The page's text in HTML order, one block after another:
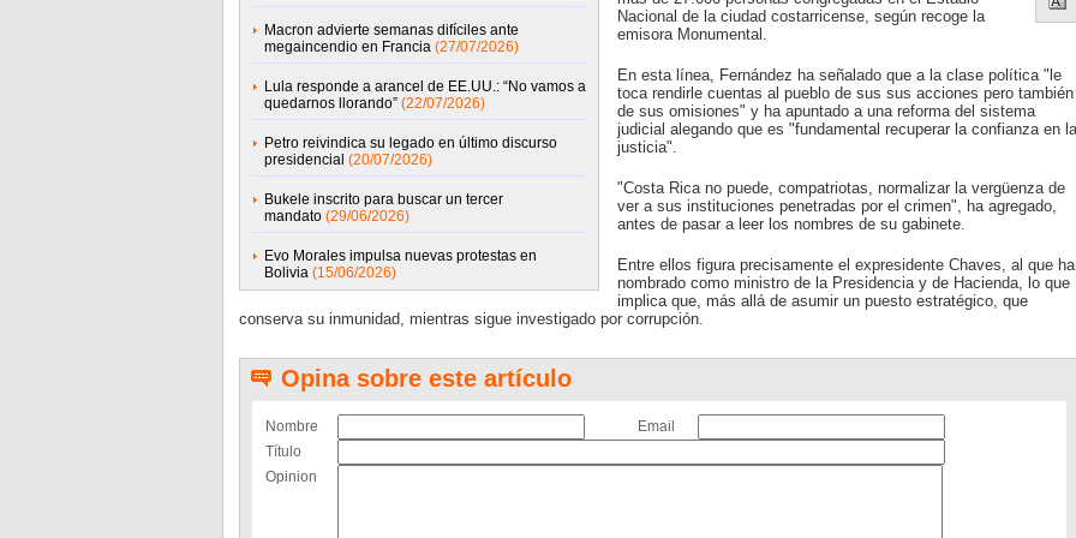
Macron advierte semanas difíciles ante
megaincendio en Francia (27/07/2026)
Lula responde a arancel de EE.UU.: “No vamos a
quedarnos llorando” (22/07/2026)
Petro reivindica su legado en último discurso
presidencial (20/07/2026)
Bukele inscrito para buscar un tercer
mandato (29/06/2026)
Evo Morales impulsa nuevas protestas en
Bolivia (15/06/2026)
Nacional de la ciudad costarricense, según recoge la
emisora Monumental.
En esta línea, Fernández ha señalado que a la clase política "le
toca rendirle cuentas al pueblo de sus sus acciones pero también
de sus omisiones" y ha apuntado a una reforma del sistema
judicial alegando que es "fundamental recuperar la confianza en la
justicia".
"Costa Rica no puede, compatriotas, normalizar la vergüenza de
ver a sus instituciones penetradas por el crimen", ha agregado,
antes de pasar a leer los nombres de su gabinete.
Entre ellos figura precisamente el expresidente Chaves, al que ha
nombrado como ministro de la Presidencia y de Hacienda, lo que
implica que, más allá de asumir un puesto estratégico, que
conserva su inmunidad, mientras sigue investigado por corrupción.
Opina sobre este artículo
Nombre
Email
Título
Opinion